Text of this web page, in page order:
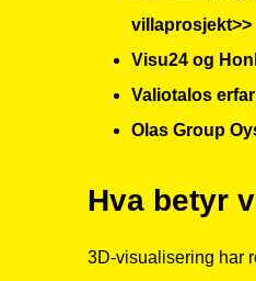
villaprosjekt>>
Visu24 og
Valiotalos
Olas Group
Hva betyr
3D-visualisering har